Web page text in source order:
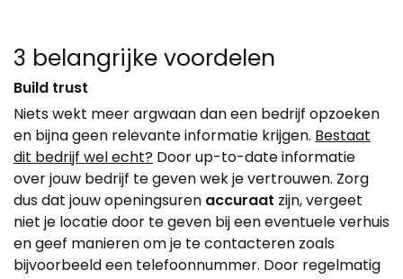
3 belangrijke voordelen
Build trust
Niets wekt meer argwaan dan een bedrijf opzoeken
en bijna geen relevante informatie krijgen. Bestaat
dit bedrijf wel echt? Door up-to-date informatie
over jouw bedrijf te geven wek je vertrouwen. Zorg
dus dat jouw openingsuren accuraat zijn, vergeet
niet je locatie door te geven bij een eventuele verhuis
en geef manieren om je te contacteren zoals
bijvoorbeeld een telefoonnummer. Door regelmatig